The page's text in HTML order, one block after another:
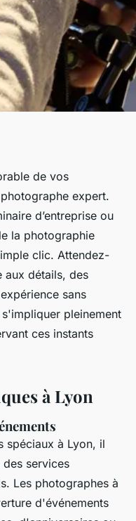
de vos
expert.
d’entreprise ou
la photographie
clic. Attendez-
aux détails, des
sans
pleinement
ces instants
à Lyon
spéciaux à Lyon, il
services
Les photographes à
d'événements